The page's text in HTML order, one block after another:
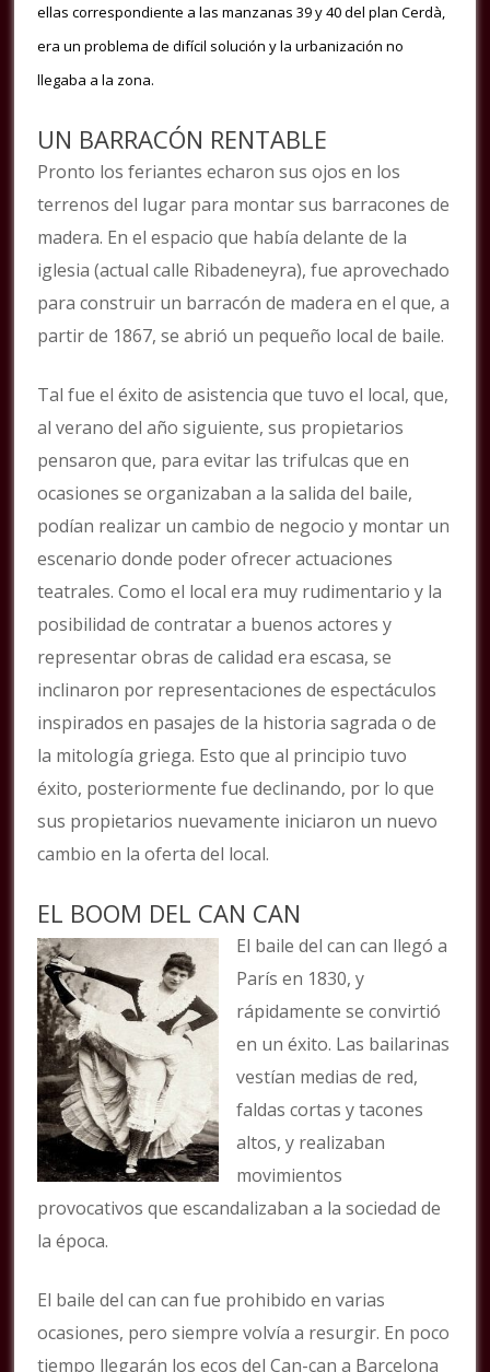
ellas correspondiente a las manzanas 39 y 40 del plan Cerdà,
era un problema de difícil solución y la urbanización no
llegaba a la zona.
UN BARRACÓN RENTABLE
Pronto los feriantes echaron sus ojos en los
terrenos del lugar para montar sus barracones de
madera. En el espacio que había delante de la
iglesia (actual calle Ribadeneyra), fue aprovechado
para construir un barracón de madera en el que, a
partir de 1867, se abrió un pequeño local de baile.
Tal fue el éxito de asistencia que tuvo el local, que,
al verano del año siguiente, sus propietarios
pensaron que, para evitar las trifulcas que en
ocasiones se organizaban a la salida del baile,
podían realizar un cambio de negocio y montar un
escenario donde poder ofrecer actuaciones
teatrales. Como el local era muy rudimentario y la
posibilidad de contratar a buenos actores y
representar obras de calidad era escasa, se
inclinaron por representaciones de espectáculos
inspirados en pasajes de la historia sagrada o de
la mitología griega. Esto que al principio tuvo
éxito, posteriormente fue declinando, por lo que
sus propietarios nuevamente iniciaron un nuevo
cambio en la oferta del local.
EL BOOM DEL CAN CAN
El baile del can can llegó a
París en 1830, y
rápidamente se convirtió
en un éxito. Las bailarinas
vestían medias de red,
faldas cortas y tacones
altos, y realizaban
movimientos
provocativos que escandalizaban a la sociedad de
la época.
El baile del can can fue prohibido en varias
ocasiones, pero siempre volvía a resurgir. En poco
tiempo llegarán los ecos del Can-can a Barcelona